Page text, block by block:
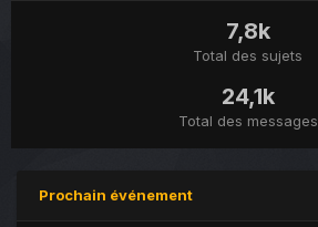
7,8k
Total des sujets
24,1k
Total des messages
Prochain événement